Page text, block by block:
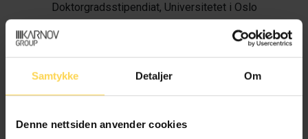
Samtykke Detaljer Om
Denne nettsiden anvender cookies
Doktorgradsstipendiat, Universitetet i Oslo
Ane Sydnes Egeland
Stipendiat, Universitetet i Oslo